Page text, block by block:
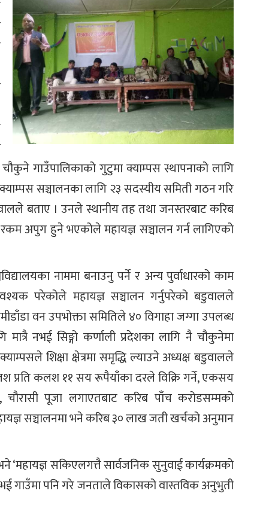
चौकुने गाउँपालिकाको गुटुमा क्याम्पस स्थापनाको लागि
सञ्चालनका लागि २३ सदस्यीय समिती गठन गरि
बताए । उनले स्थानीय तह तथा जनस्तरबाट करिब
अपुग हुने भएकोले महायज्ञ सञ्चालन गर्न लागिएको
नाममा बनाउनु पर्ने र अन्य पुर्वाधारको काम
परेकोले महायज्ञ सञ्चालन गर्नुपरेको बडुवालले
वन उपभोक्ता समितिले ४० विगाहा जग्गा उपलब्ध
नभई सिङ्गो कर्णाली प्रदेशका लागि नै चौकुनेमा
शिक्षा क्षेत्रमा समृद्धि ल्याउने अध्यक्ष बडुवालले
प्रति कलश ११ सय रूपैयाँका दरले विक्रि गर्ने, एकसय
चौरासी पूजा लगाएतबाट करिब पाँच करोडसम्मको
सञ्चालनमा भने करिब ३० लाख जती खर्चको अनुमान
‘महायज्ञ सकिएलगत्तै सार्वजनिक सुनुवाई कार्यक्रमको
गाउँमा पनि गरे जनताले विकासको वास्तविक अनुभुती